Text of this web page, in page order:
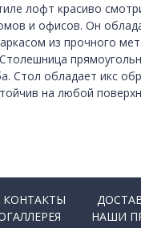
лофт красиво
и офисов. Он
из прочного
Стол обладает икс
на любой
КОНТАКТЫ
НАШИ